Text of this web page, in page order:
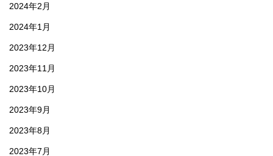
2024年2月
2024年1月
2023年12月
2023年11月
2023年10月
2023年9月
2023年8月
2023年7月